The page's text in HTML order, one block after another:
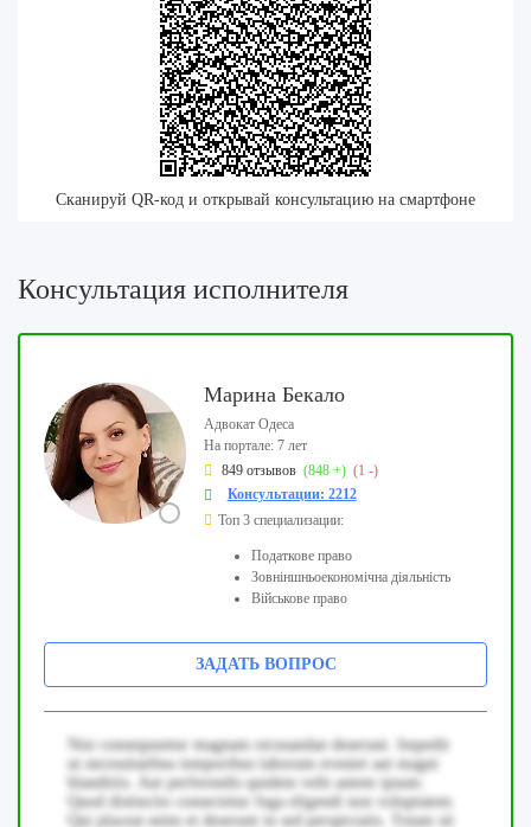
Сканируй QR-код и открывай консультацию на смартфоне
Консультация исполнителя
Марина Бекало
Адвокат Одеса
На портале: 7 лет
849 отзывов (848 +) (1 -)
Консультации: 2212
Топ 3 специализации:
Податкове право
Зовніншньоекономічна діяльність
Військове право
ЗАДАТЬ ВОПРОС
Nisi consequuntur magnam recusandae deserunt. Impedit
ut necessitatibus temporibus laborum eveniet aut magni
blanditiis. Aut perferendis quidem velit autem ipsum.
Quod distinctio consectetur fuga eligendi non voluptatem.
Qui placeat enim et deserunt in sed perspiciatis. Totam sit